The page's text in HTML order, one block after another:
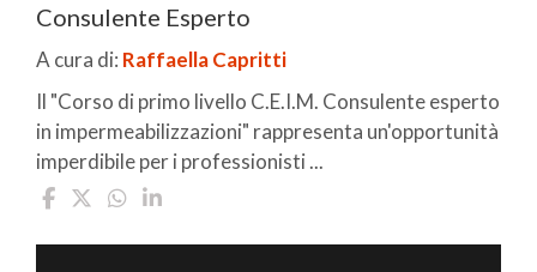
Consulente Esperto
A cura di: Raffaella Capritti
Il "Corso di primo livello C.E.I.M. Consulente esperto
in impermeabilizzazioni" rappresenta un'opportunità
imperdibile per i professionisti ...